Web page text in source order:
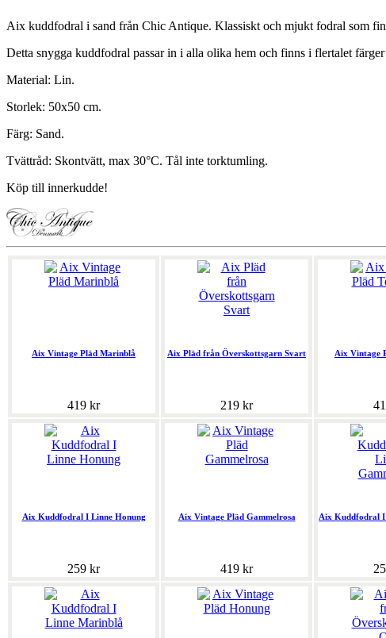
Aix kuddfodral i sand från Chic Antique. Klassiskt och mjukt fodral som
Detta snygga kuddfodral passar in i alla olika hem och finns i flertalet färger
Material: Lin.
Storlek: 50x50 cm.
Färg: Sand.
Tvättråd: Skontvätt, max 30°C. Tål inte torktumling.
Köp till innerkudde!
Aix Vintage Pläd Marinblå
419 kr
Aix Pläd från Överskottsgarn Svart
219 kr
Aix Vintage
Aix Kuddfodral I Linne Honung
259 kr
Aix Vintage Pläd Gammelrosa
419 kr
Aix Kuddfodral I